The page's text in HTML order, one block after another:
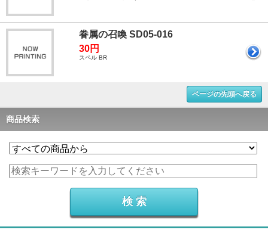
眷属の召喚 SD05-016
30円
スペル BR
ページの先頭へ戻る
商品検索